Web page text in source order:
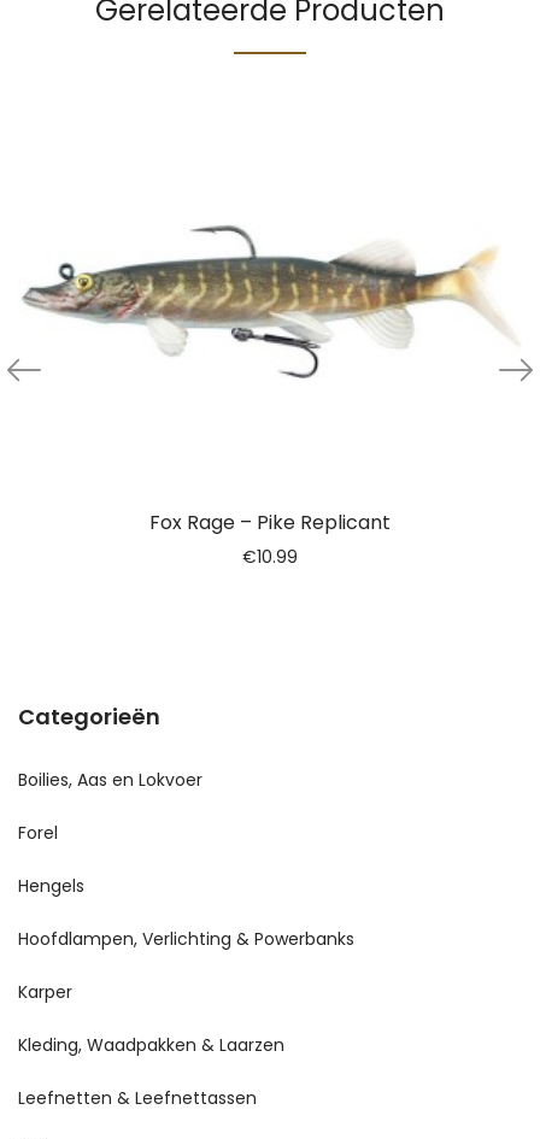
Gerelateerde Producten
Fox Rage – Pike Replicant
€10.99
Categorieën
Boilies, Aas en Lokvoer
Forel
Hengels
Hoofdlampen, Verlichting & Powerbanks
Karper
Kleding, Waadpakken & Laarzen
Leefnetten & Leefnettassen